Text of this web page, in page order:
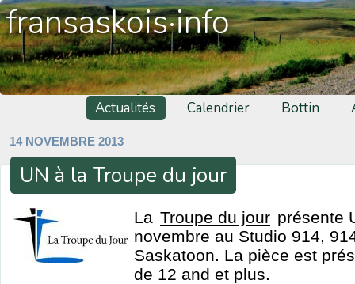
fransaskois·info
Actualités Calendrier Bottin
14 NOVEMBRE 2013
UN à la Troupe du jour
La Troupe du jour présente
novembre au Studio 914,
Saskatoon. La pièce est
de 12 and et plus.